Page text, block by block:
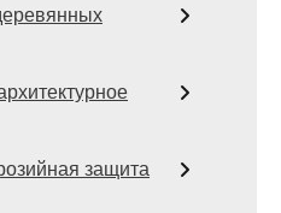
защита